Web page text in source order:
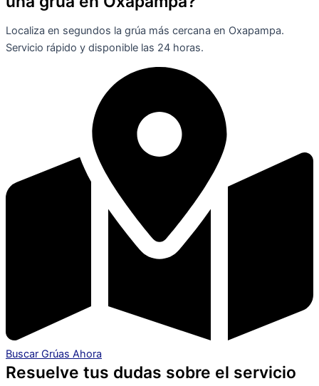
Localiza en segundos la grúa más cercana en Oxapampa.
Servicio rápido y disponible las 24 horas.
Buscar Grúas Ahora
Resuelve tus dudas sobre el servicio